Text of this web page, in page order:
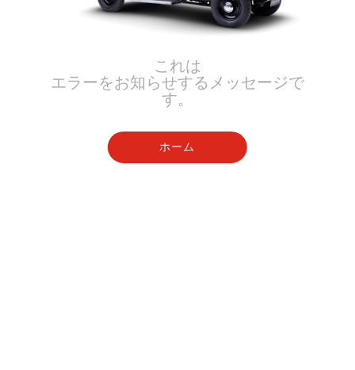
これは
エラーをお知らせするメッセージで
す。
ホーム